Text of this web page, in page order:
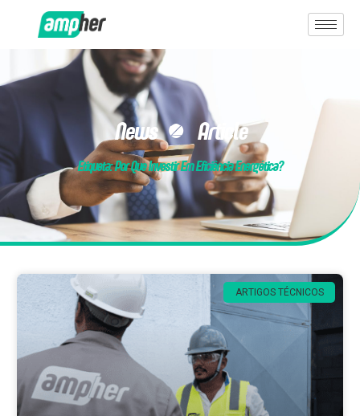
News & Article
Etiqueta: Por Que Investir Em Eficiência Energética?
ARTIGOS TÉCNICOS